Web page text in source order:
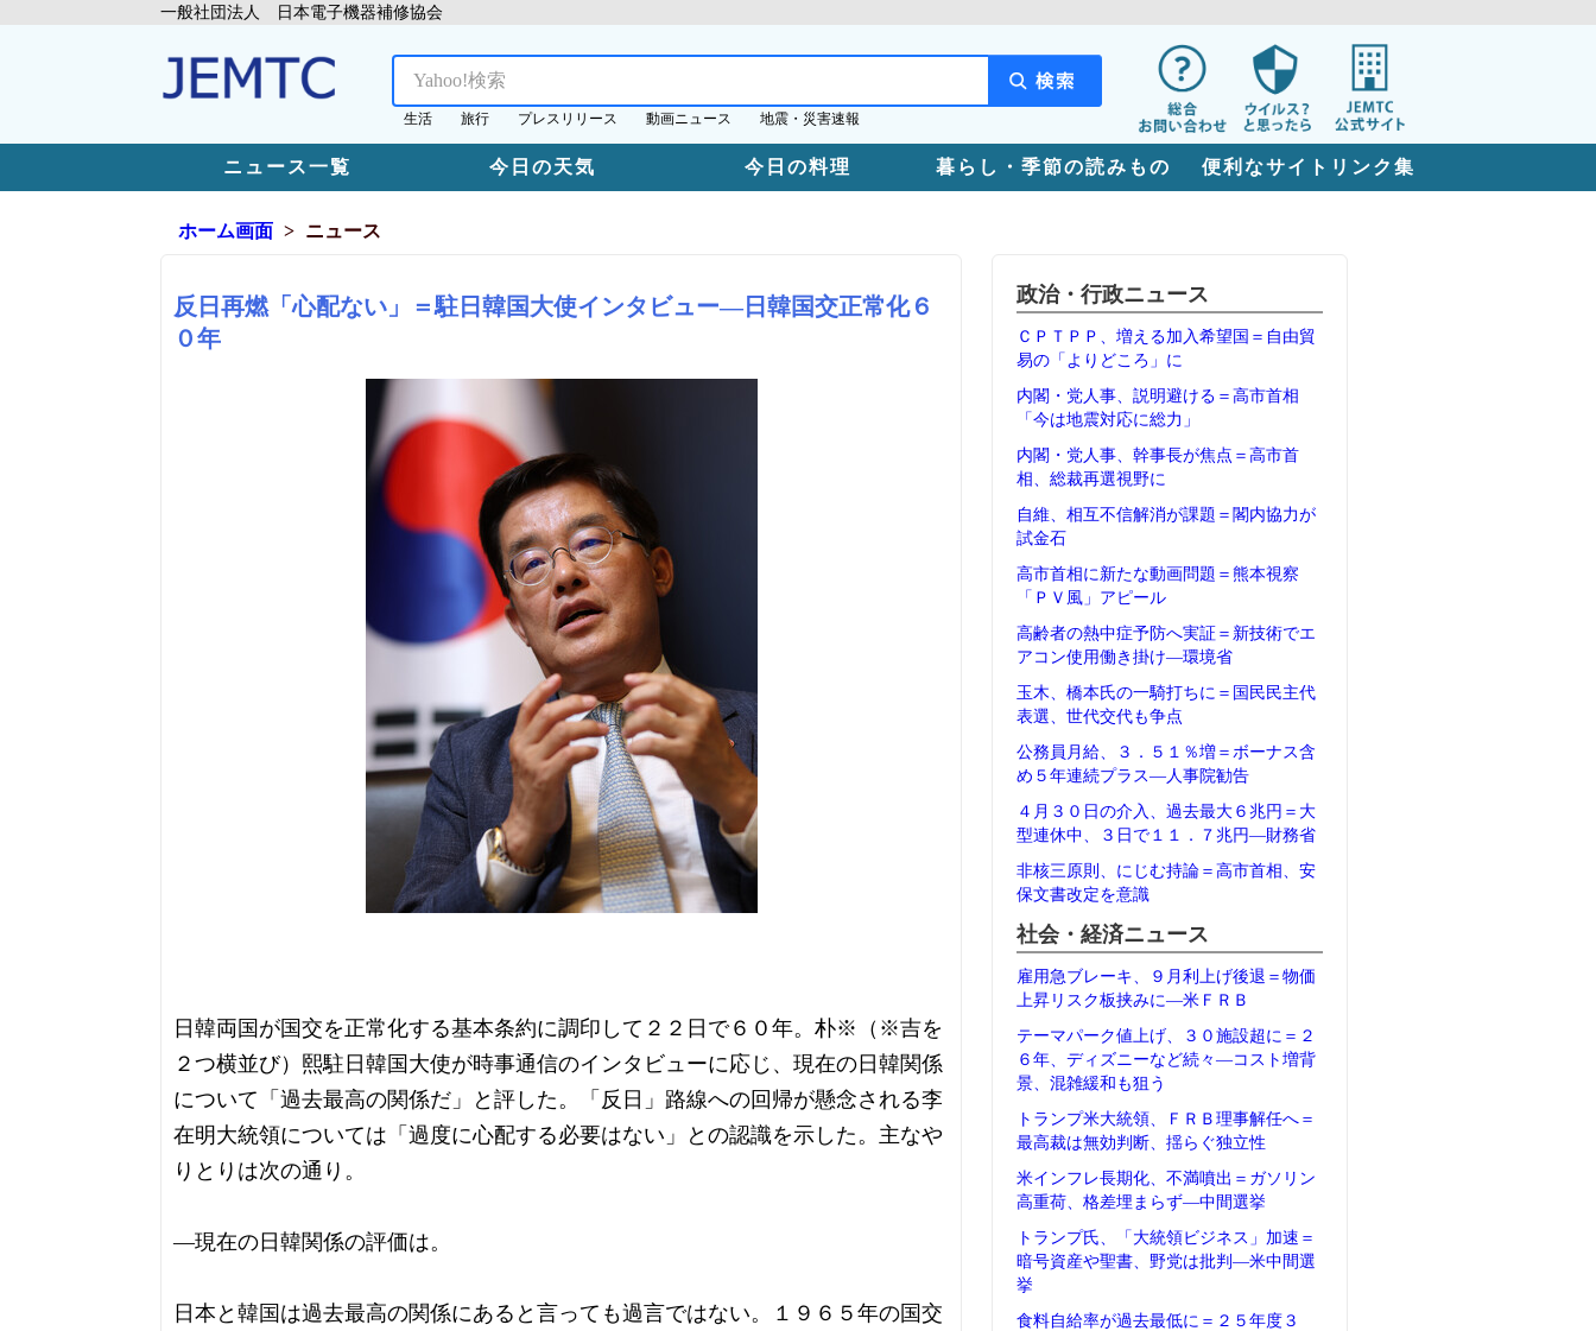
一般社団法人 日本電子機器補修協会
生活 旅行 プレスリリース 動画ニュース 地震・災害速報
ニュース一覧 今日の天気 今日の料理 暮らし・季節の読みもの 便利なサイトリンク集
ホーム画面 ニュース
反日再燃「心配ない」＝駐日韓国大使インタビュー―日韓国交正常化６
０年
日韓両国が国交を正常化する基本条約に調印して２２日で６０年。朴※（※吉を
２つ横並び）熙駐日韓国大使が時事通信のインタビューに応じ、現在の日韓関係
について「過去最高の関係だ」と評した。「反日」路線への回帰が懸念される李
在明大統領については「過度に心配する必要はない」との認識を示した。主なや
りとりは次の通り。
―現在の日韓関係の評価は。
日本と韓国は過去最高の関係にあると言っても過言ではない。１９６５年の国交
政治・行政ニュース
ＣＰＴＰＰ、増える加入希望国＝自由貿
易の「よりどころ」に
内閣・党人事、説明避ける＝高市首相
「今は地震対応に総力」
内閣・党人事、幹事長が焦点＝高市首
相、総裁再選視野に
自維、相互不信解消が課題＝閣内協力が
試金石
高市首相に新たな動画問題＝熊本視察
「ＰＶ風」アピール
高齢者の熱中症予防へ実証＝新技術でエ
アコン使用働き掛け―環境省
玉木、橋本氏の一騎打ちに＝国民民主代
表選、世代交代も争点
公務員月給、３．５１％増＝ボーナス含
め５年連続プラス―人事院勧告
４月３０日の介入、過去最大６兆円＝大
型連休中、３日で１１．７兆円―財務省
非核三原則、にじむ持論＝高市首相、安
保文書改定を意識
社会・経済ニュース
雇用急ブレーキ、９月利上げ後退＝物価
上昇リスク板挟みに―米ＦＲＢ
テーマパーク値上げ、３０施設超に＝２
６年、ディズニーなど続々―コスト増背
景、混雑緩和も狙う
トランプ米大統領、ＦＲＢ理事解任へ＝
最高裁は無効判断、揺らぐ独立性
米インフレ長期化、不満噴出＝ガソリン
高重荷、格差埋まらず―中間選挙
トランプ氏、「大統領ビジネス」加速＝
暗号資産や聖書、野党は批判―米中間選
挙
食料自給率が過去最低に＝２５年度３